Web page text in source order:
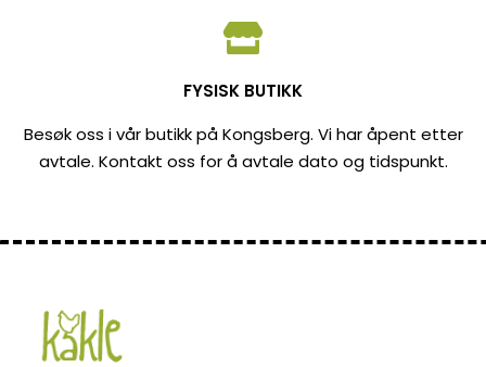
FYSISK BUTIKK
Besøk oss i vår butikk på Kongsberg. Vi har åpent etter
avtale. Kontakt oss for å avtale dato og tidspunkt.